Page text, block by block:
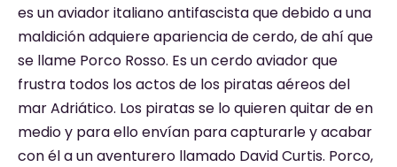
es un aviador italiano antifascista que debido a una
maldición adquiere apariencia de cerdo, de ahí que
se llame Porco Rosso. Es un cerdo aviador que
frustra todos los actos de los piratas aéreos del
mar Adriático. Los piratas se lo quieren quitar de en
medio y para ello envían para capturarle y acabar
con él a un aventurero llamado David Curtis. Porco,